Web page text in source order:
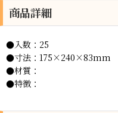
商品詳細
●入数：25
●寸法：175×240×83mm
●材質：
●特徴：